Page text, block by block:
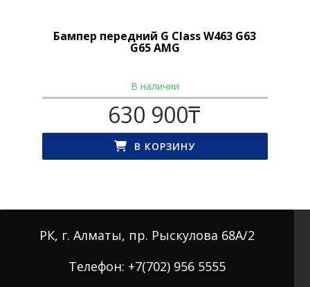
Бампер передний G Class W463 G63
G65 AMG
В наличии
630 900₸
В КОРЗИНУ
РК, г. Алматы, пр. Рыскулова 68А/2
Телефон: +7(702) 956 5555